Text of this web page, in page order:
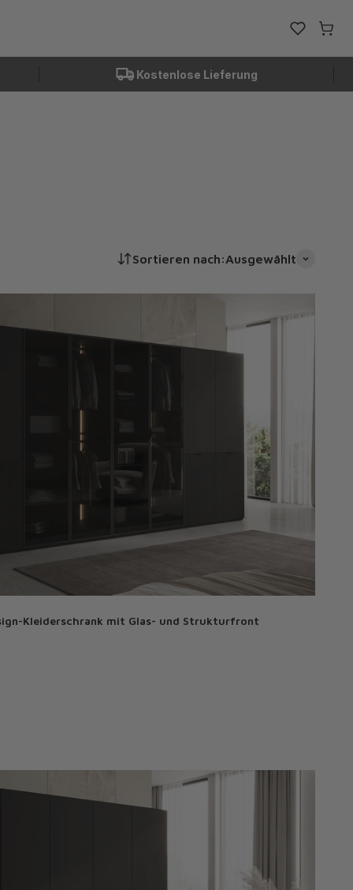
Favoriten
Kostenlose Lieferung
Sortieren nach:Ausgewählt
Kleiderschrank mit Glas- und Strukturfront